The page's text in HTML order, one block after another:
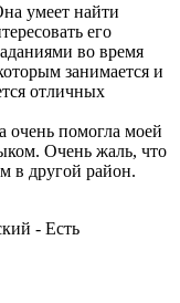
умеет найти
его
во время
занимается и
отличных
помогла моей
Очень жаль, что
в другой район.
- Есть